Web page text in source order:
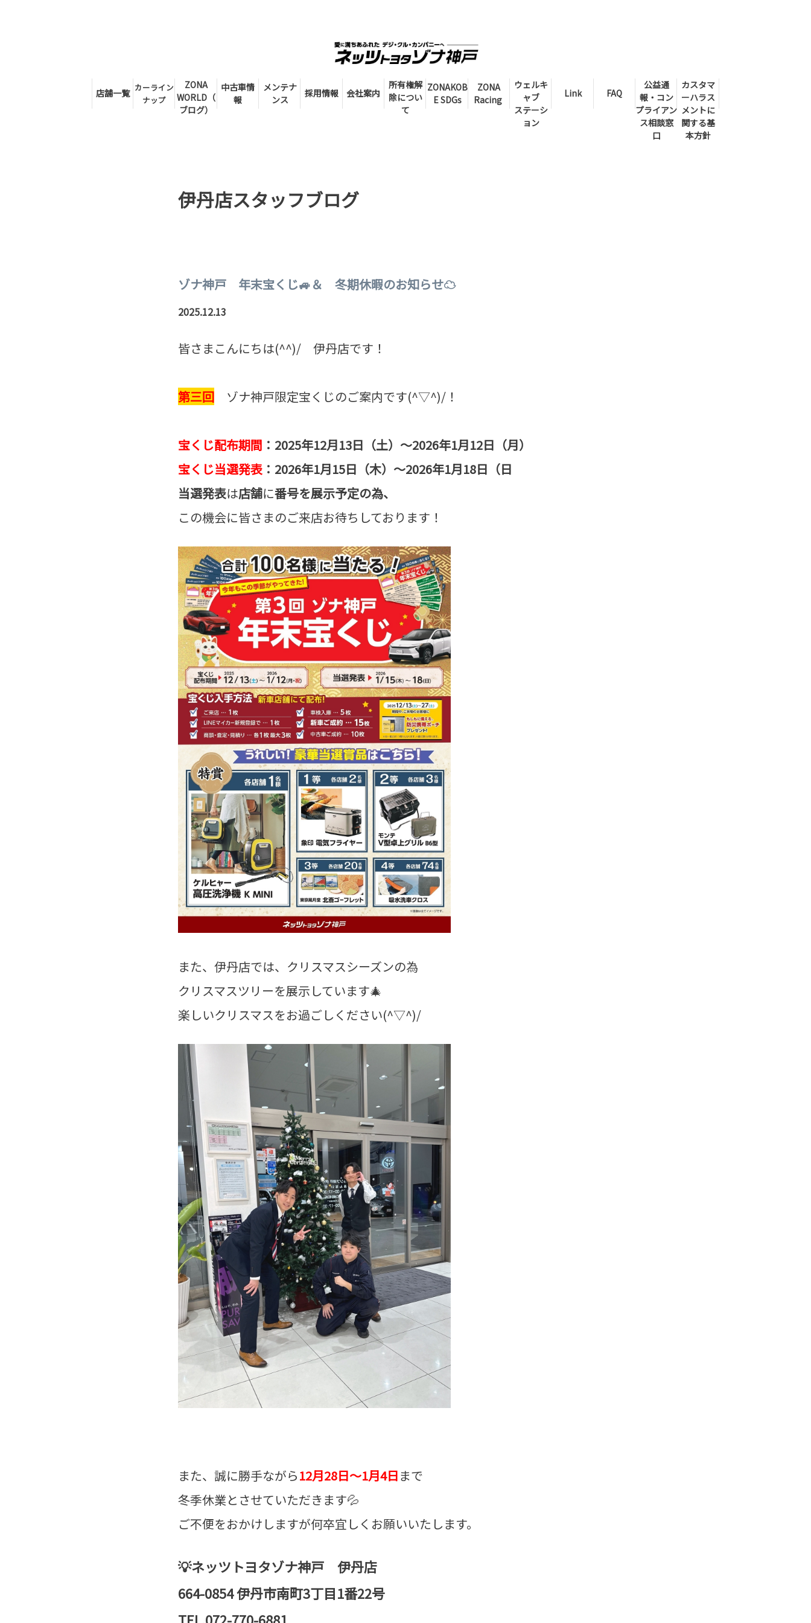
店舗一覧 カーライン
ナップ
ZONA
WORLD（
ブログ）
中古車情
報
メンテナ
ンス
採用情報 会社案内
所有権解
除につい
て
ZONAKOB
E SDGs
ZONA
Racing
ウェルキ
ャブ
ステーシ
ョン
Link FAQ
公益通
報・コン
プライアン
ス相談窓
口
カスタマ
ーハラス
メントに
関する基
本方針
伊丹店スタッフブログ
ゾナ神戸 年末宝くじ🚙＆ 冬期休暇のお知らせ☁
2025.12.13
皆さまこんにちは(^^)/ 伊丹店です！
第三回 ゾナ神戸限定宝くじのご案内です(^▽^)/！
宝くじ配布期間 ：2025年12月13日（土）～2026年1月12日（月）
宝くじ当選発表 ：2026年1月15日（木）～2026年1月18日（日
当選発表は店舗に番号を展示予定の為、
この機会に皆さまのご来店お待ちしております！
また、伊丹店では、クリスマスシーズンの為
クリスマスツリーを展示しています🎄
楽しいクリスマスをお過ごしください(^▽^)/
また、誠に勝手ながら12月28日～1月4日まで
冬季休業とさせていただきます💦
ご不便をおかけしますが何卒宜しくお願いいたします。
💡ネッツトヨタゾナ神戸 伊丹店
664-0854 伊丹市南町3丁目1番22号